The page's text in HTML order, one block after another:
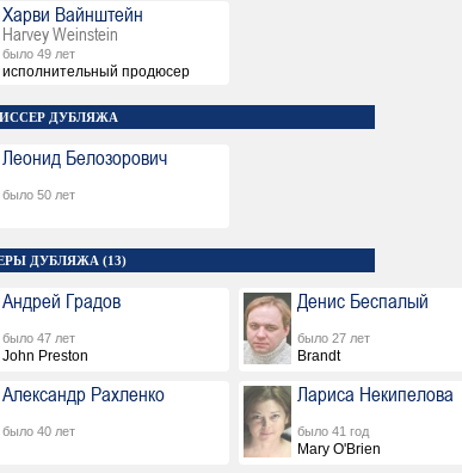
Харви Вайнштейн
Harvey Weinstein
было 49 лет
исполнительный продюсер
ДУБЛЯЖА
Леонид Белозорович
было 50 лет
ДУБЛЯЖА (13)
Андрей Градов
было 47 лет
John Preston
Денис Беспалый
было 27 лет
Brandt
Александр Рахленко
было 40 лет
Лариса Некипелова
было 41 год
Mary O'Brien